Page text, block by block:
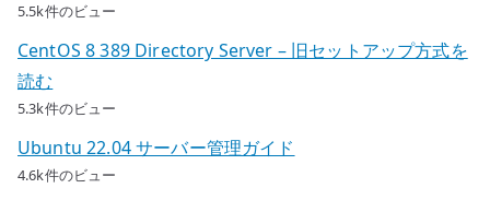
5.5k件のビュー
CentOS 8 389 Directory Server – 旧セットアップ方式を
読む
5.3k件のビュー
Ubuntu 22.04 サーバー管理ガイド
4.6k件のビュー